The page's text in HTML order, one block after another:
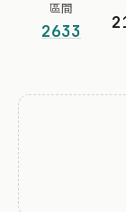
區間
2633